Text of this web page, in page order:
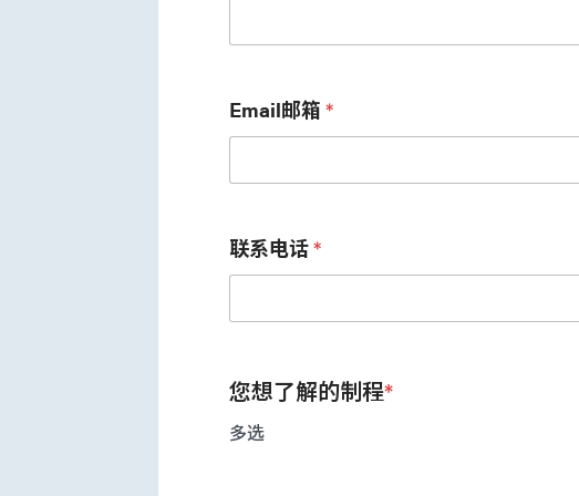
Email邮箱 *
联系电话*
您想了解的制程*
多选